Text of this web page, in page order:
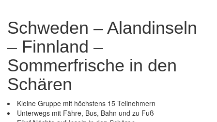
Schweden – Alandinseln
– Finnland –
Sommerfrische in den
Schären
Kleine Gruppe mit höchstens 15 Teilnehmern
Unterwegs mit Fähre, Bus, Bahn und zu Fuß